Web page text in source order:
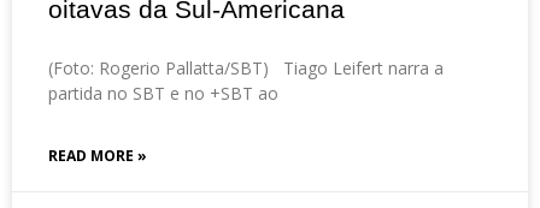
oitavas da Sul-Americana
(Foto: Rogerio Pallatta/SBT) Tiago Leifert narra a
partida no SBT e no +SBT ao
READ MORE »